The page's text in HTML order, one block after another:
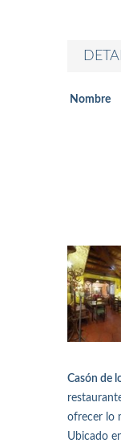
Nombre
Casón de
ofrecer lo
Ubicado